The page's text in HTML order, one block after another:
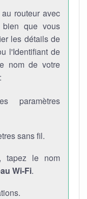
routeur avec
bien que vous
les détails de
l'Identifiant de
nom de votre
paramètres
sans fil.
tapez le nom
Wi-Fi.